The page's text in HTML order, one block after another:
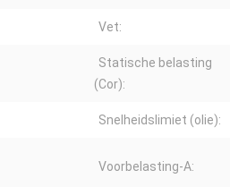
Vet:
Statische belasting
(Cor):
Snelheidslimiet (olie):
Voorbelasting-A: